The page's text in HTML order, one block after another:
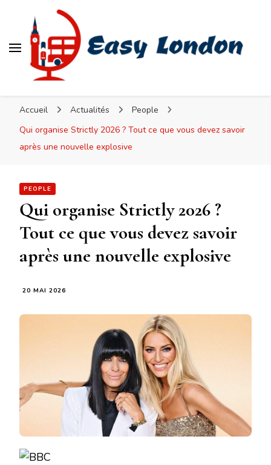
Accueil Actualités
People
Qui organise Strictly 2026 ? Tout ce que vous devez savoir
après une nouvelle explosive
PEOPLE
Qui organise Strictly 2026 ?
Tout ce que vous devez savoir
après une nouvelle explosive
20 MAI 2026